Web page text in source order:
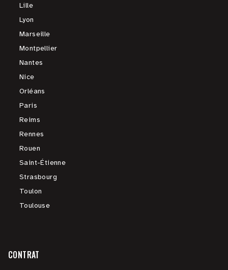
Lille
Lyon
Marseille
Montpellier
Nantes
Nice
Orléans
Paris
Reims
Rennes
Rouen
Saint-Étienne
Strasbourg
Toulon
Toulouse
CONTRAT